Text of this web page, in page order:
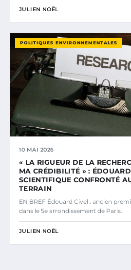
JULIEN NOËL
POLITIQUES ENVIRONNEMENTALES
10 MAI 2026
« LA RIGUEUR DE LA
MA CRÉDIBILITÉ » :
SCIENTIFIQUE CONFRONTÉ
TERRAIN
EN BREF Édouard Civel : ancien
dans le 5e arrondissement de Paris.
JULIEN NOËL